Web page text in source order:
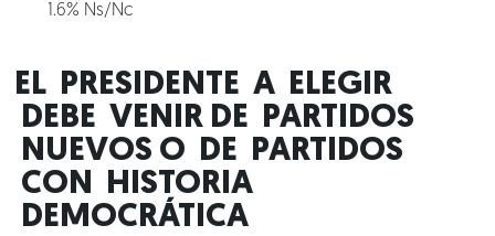
1.6% Ns/Nc
EL PRESIDENTE A ELEGIR
DEBE VENIR DE PARTIDOS
NUEVOS O DE PARTIDOS
CON HISTORIA
DEMOCRÁTICA